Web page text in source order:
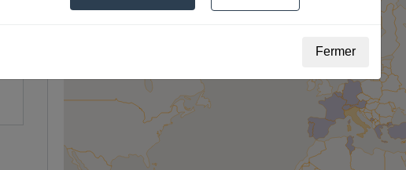
Fermer